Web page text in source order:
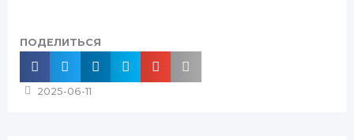
ПОДЕЛИТЬСЯ
2025-06-11